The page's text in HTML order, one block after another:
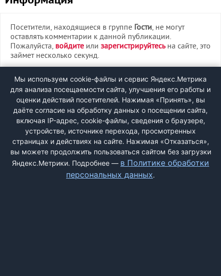
Посетители, находящиеся в группе Гости, не могут
оставлять комментарии к данной публикации.
Пожалуйста, войдите или зарегистрируйтесьна сайте, это
займет несколько секунд.
ВХОД
РЕГИСТРАЦИЯ
Быстрая регистрациячерез соцсети:
Мы используем cookie-файлы и сервис Яндекс.Метрика
для анализа посещаемости сайта, улучшения его работы и
оценки действий посетителей. Нажимая «Принять», вы
даёте согласие на обработку данных о посещении сайта,
включая IP-адрес, cookie-файлы, сведения о браузере,
устройстве, источнике перехода, просмотренных
страницах и действиях на сайте. Нажимая «Отказаться»,
вы можете продолжить пользоваться сайтом без загрузки
Яндекс.Метрики. Подробнее — в Политике обработки
персональных данных.